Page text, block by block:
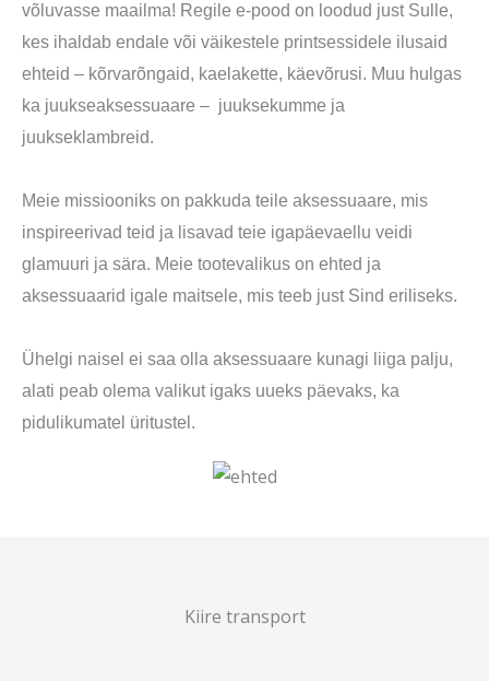
võluvasse maailma! Regile e-pood on loodud just Sulle,
kes ihaldab endale või väikestele printsessidele ilusaid
ehteid – kõrvarõngaid, kaelakette, käevõrusi. Muu hulgas
ka juukseaksessuaare – juuksekumme ja
juukseklambreid.
Meie missiooniks on pakkuda teile aksessuaare, mis
inspireerivad teid ja lisavad teie igapäevaellu veidi
glamuuri ja sära. Meie tootevalikus on ehted ja
aksessuaarid igale maitsele, mis teeb just Sind eriliseks.
Ühelgi naisel ei saa olla aksessuaare kunagi liiga palju,
alati peab olema valikut igaks uueks päevaks, ka
pidulikumatel üritustel.
Kiire transport